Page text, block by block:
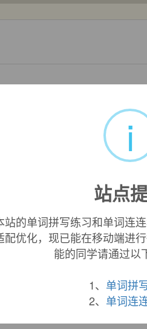
carrier.
) and Pub -
for original
献.
Disectomy (MED) in
MED) 系统治疗腰
and work.
作.
i
站点
站的单词拼写练习和单词连
配优化，现已能在移动端进
能的同学请通过以
1、 单词拼
2、 单词连